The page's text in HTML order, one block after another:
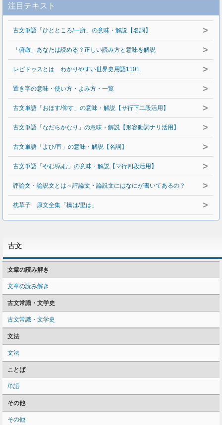
注目テキスト
古文単語「ひとところ/一所」の意味・解説【名詞】 >
「俯瞰」あなたは読める？正しい読み方と意味を解説 >
レピドゥスとは わかりやすい世界史用語1101 >
置き字の意味・使い方・よみ方・一覧 >
古文単語「おほす/仰す」の意味・解説【サ行下二段活用】 >
古文単語「なだらかなり」の意味・解説【形容動詞ナリ活用】 >
古文単語「よひ/宵」の意味・解説【名詞】 >
古文単語「やむ/病む」の意味・解説【マ行四段活用】 >
評論文・論説文とは～評論文・論説文にはなにが書いてあるの？ >
枕草子 原文全集「橋は/里は」 >
古文
文章の読み解き
文章の読み解き
古文常識・文学史
古文常識・文学史
文法
文法
ことば
単語
その他
その他